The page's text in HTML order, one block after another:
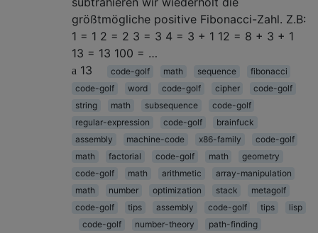
größtmögliche positive Fibonacci-Zahl. Z.B:
1 = 1 2 = 2 3 = 3 4 = 3 + 1 12 = 8 + 3 + 1
13 = 13 100 = …
13
code-golf math sequence
fibonacci
code-golf
word code-golf cipher
code-golf
string
math subsequence
code-golf
regular-expression
code-golf
brainfuck
assembly
machine-code x86-family
code-golf
math
factorial code-golf math
geometry
code-golf
math arithmetic
array-manipulation
math
number optimization stack
metagolf
code-golf
tips assembly code-golf tips
lisp
code-golf
number-theory
path-finding